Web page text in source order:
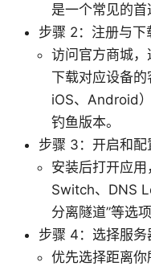
是一个常见的首
步骤 2：注册与下
访问官方商城，
下载对应设备
iOS、Android
钓鱼版本。
步骤 3：开启和配
安装后打开应
Switch、DNS
分离隧道”等选
步骤 4：选择服务
优先选择距离